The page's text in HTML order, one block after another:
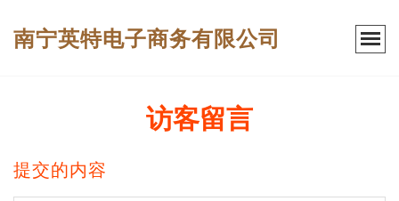
南宁英特电子商务有限公司
访客留言
提交的内容